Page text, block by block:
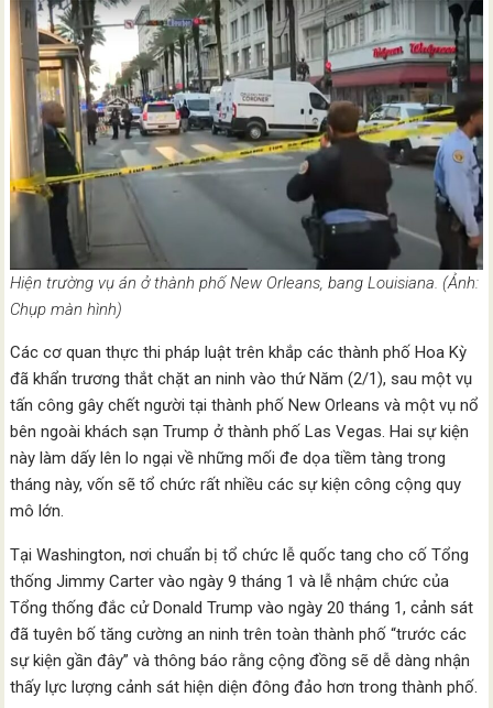
Hiện trường vụ án ở thành phố New Orleans, bang Louisiana. (Ảnh:
Chụp màn hình)
Các cơ quan thực thi pháp luật trên khắp các thành phố Hoa Kỳ
đã khẩn trương thắt chặt an ninh vào thứ Năm (2/1), sau một vụ
tấn công gây chết người tại thành phố New Orleans và một vụ nổ
bên ngoài khách sạn Trump ở thành phố Las Vegas. Hai sự kiện
này làm dấy lên lo ngại về những mối đe dọa tiềm tàng trong
tháng này, vốn sẽ tổ chức rất nhiều các sự kiện công cộng quy
mô lớn.
Tại Washington, nơi chuẩn bị tổ chức lễ quốc tang cho cố Tổng
thống Jimmy Carter vào ngày 9 tháng 1 và lễ nhậm chức của
Tổng thống đắc cử Donald Trump vào ngày 20 tháng 1, cảnh sát
đã tuyên bố tăng cường an ninh trên toàn thành phố “trước các
sự kiện gần đây” và thông báo rằng cộng đồng sẽ dễ dàng nhận
thấy lực lượng cảnh sát hiện diện đông đảo hơn trong thành phố.